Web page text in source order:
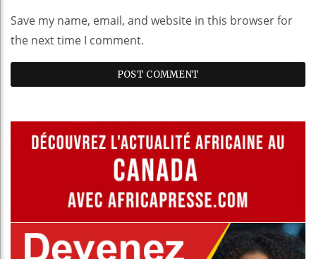
Save my name, email, and website in this browser for
the next time I comment.